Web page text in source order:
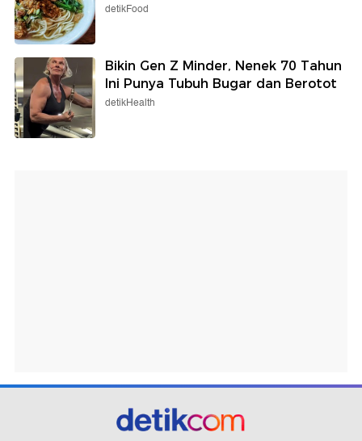
detikFood
Bikin Gen Z Minder, Nenek 70 Tahun
Ini Punya Tubuh Bugar dan Berotot
detikHealth